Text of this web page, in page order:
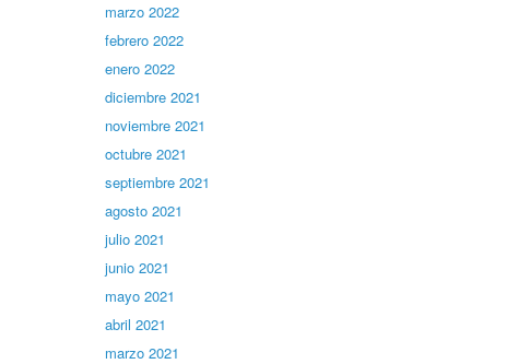
marzo 2022
febrero 2022
enero 2022
diciembre 2021
noviembre 2021
octubre 2021
septiembre 2021
agosto 2021
julio 2021
junio 2021
mayo 2021
abril 2021
marzo 2021